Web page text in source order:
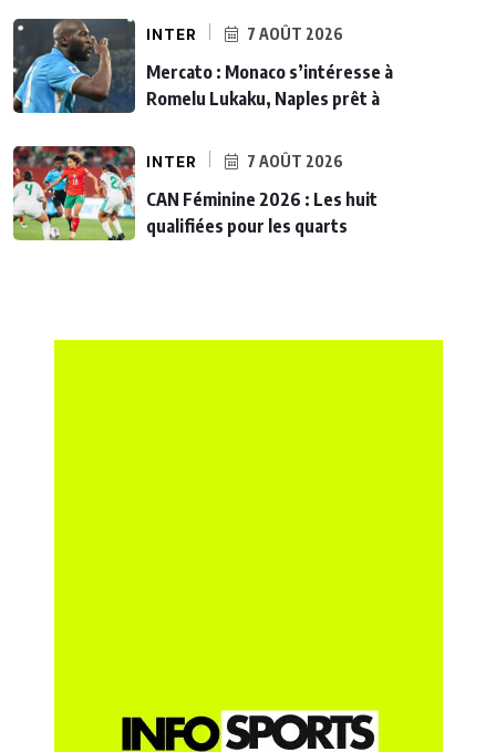
INTER 7 AOÛT 2026
Mercato : Monaco s’intéresse à
Romelu Lukaku, Naples prêt à
INTER 7 AOÛT 2026
CAN Féminine 2026 : Les huit
qualifiées pour les quarts